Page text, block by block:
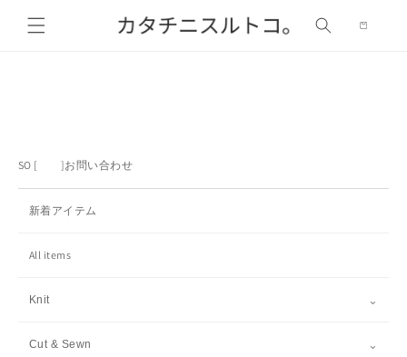
ンツに
進む
ー
SO [ ]お問い合わせ
新着アイテム
All items
Knit ⌄
Cut & Sewn ⌄